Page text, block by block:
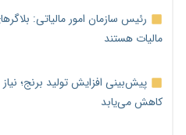
رئیس سازمان امور مالیاتی:
مالیات هستند
کاهش می‌یابد